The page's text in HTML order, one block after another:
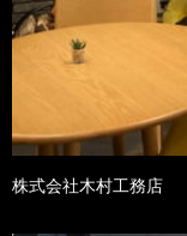
株式会社木村工務店